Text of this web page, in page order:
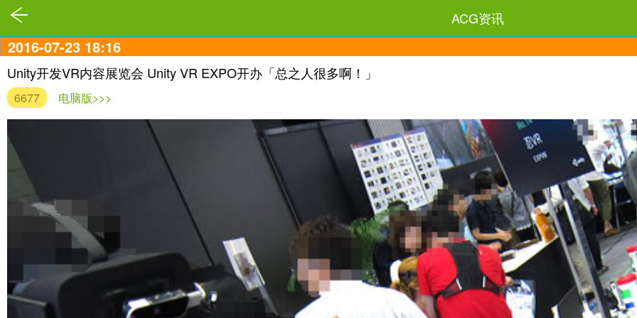
ACG资讯
2016-07-23 18:16
Unity开发VR内容展览会 Unity VR EXPO开办「总之人很多啊！」
6677 电脑版>>>